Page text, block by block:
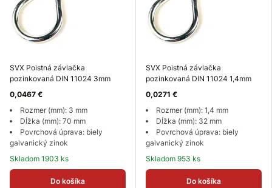
SVX Poistná závlačka
pozinkovaná DIN 11024 3mm
0,0467 €
Rozmer (mm): 3 mm
Dĺžka (mm): 70 mm
Povrchová úprava: biely
galvanický zinok
Skladom 1903 ks
Do košíka
SVX Poistná závlačka
pozinkovaná DIN 11024 1,4mm
0,0271 €
Rozmer (mm): 1,4 mm
Dĺžka (mm): 32 mm
Povrchová úprava: biely
galvanický zinok
Skladom 953 ks
Do košíka